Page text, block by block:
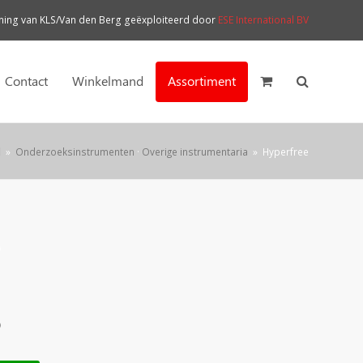
van KLS/Van den Berg geëxploiteerd door ESE International BV
Contact Winkelmand Assortiment
» Onderzoeksinstrumenten · Overige instrumentaria » Hyperfree